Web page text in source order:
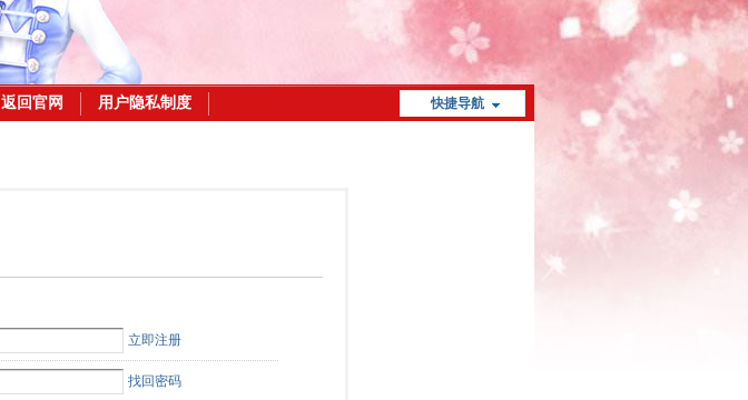
快捷导航
返回官网 用户隐私制度
立即注册
找回密码